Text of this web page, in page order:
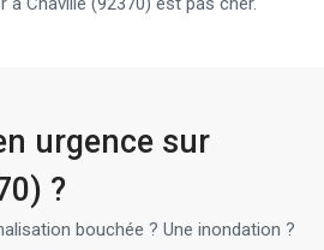
urgence sur
?
bouchée ? Une inondation ?